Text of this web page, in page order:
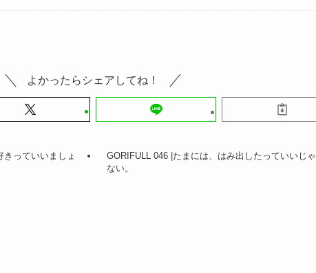
よかったらシェアしてね！
っていいましょ
GORIFULL 046 |たまには、はみ出したっていいじゃ
ない。